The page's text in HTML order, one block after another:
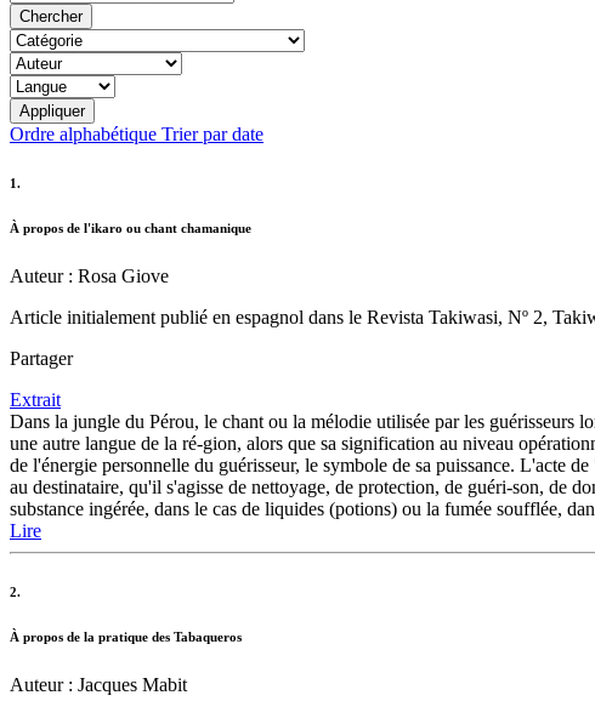
Ordre alphabétique Trier par date
1.
À propos de l'ikaro ou chant chamanique
Auteur : Rosa Giove
Article initialement publié en espagnol dans le Revista Takiwasi, Nº 2,
Partager
Extrait
Dans la jungle du Pérou, le chant ou la mélodie utilisée par les guérisseurs
une autre langue de la ré-gion, alors que sa signification au niveau
de l'énergie personnelle du guérisseur, le symbole de sa puissance. L'acte
au destinataire, qu'il s'agisse de nettoyage, de protection, de guéri-son, de
substance ingérée, dans le cas de liquides (potions) ou la fumée soufflée,
Lire
2.
À propos de la pratique des Tabaqueros
Auteur : Jacques Mabit